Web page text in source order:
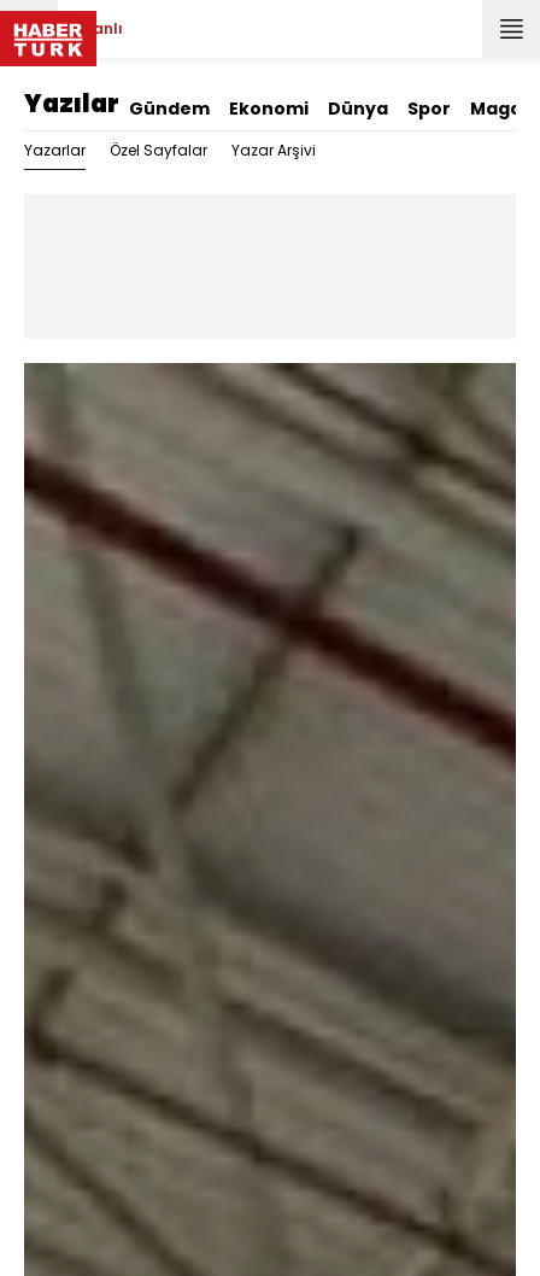
Canlı
Yazılar Gündem Ekonomi Dünya Spor
Yazarlar Özel Sayfalar Yazar Arşivi